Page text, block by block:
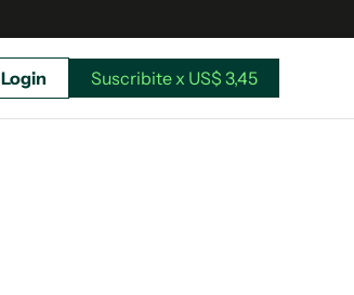
Login Suscribite x US$ 3,45